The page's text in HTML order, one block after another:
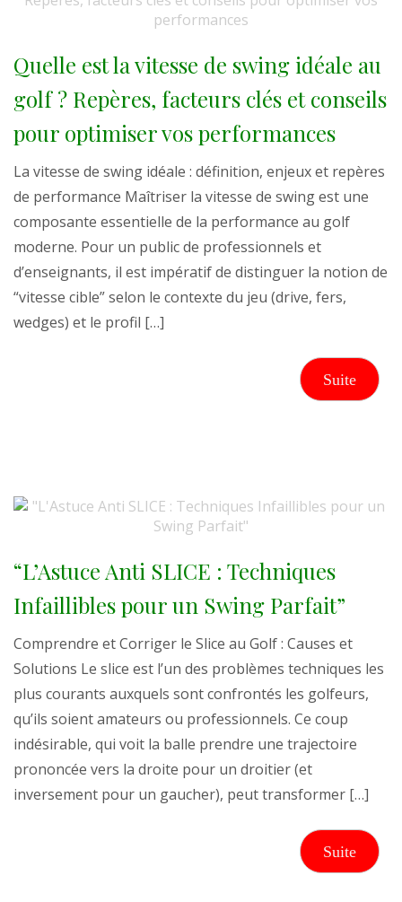
Quelle est la vitesse de swing idéale au
golf ? Repères, facteurs clés et conseils
pour optimiser vos performances
La vitesse de swing idéale : définition, enjeux et repères
de performance Maîtriser la vitesse de swing est une
composante essentielle de la performance au golf
moderne. Pour un public de professionnels et
d’enseignants, il est impératif de distinguer la notion de
“vitesse cible” selon le contexte du jeu (drive, fers,
wedges) et le profil […]
Suite
“L’Astuce Anti SLICE : Techniques
Infaillibles pour un Swing Parfait”
Comprendre et Corriger le Slice au Golf : Causes et
Solutions Le slice est l’un des problèmes techniques les
plus courants auxquels sont confrontés les golfeurs,
qu’ils soient amateurs ou professionnels. Ce coup
indésirable, qui voit la balle prendre une trajectoire
prononcée vers la droite pour un droitier (et
inversement pour un gaucher), peut transformer […]
Suite